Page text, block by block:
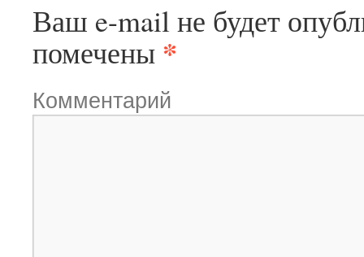
Ваш e-mail не будет
помечены *
Комментарий